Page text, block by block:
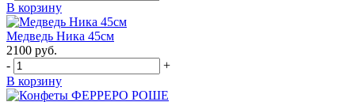
В корзину
Медведь Ника 45см
2100 руб.
-
+
В корзину